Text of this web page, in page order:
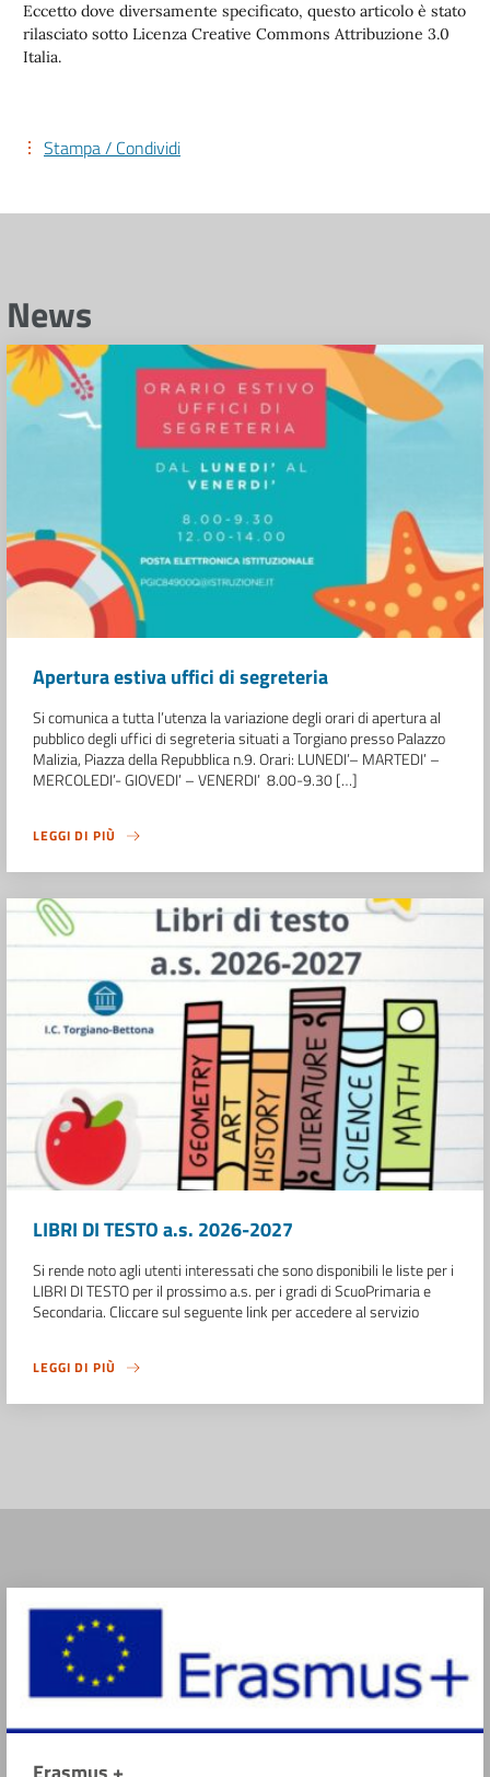
Eccetto dove diversamente specificato, questo articolo è stato
rilasciato sotto Licenza Creative Commons Attribuzione 3.0
Italia.
Stampa / Condividi
News
Apertura estiva uffici di segreteria
Si comunica a tutta l’utenza la variazione degli orari di apertura al
pubblico degli uffici di segreteria situati a Torgiano presso Palazzo
Malizia, Piazza della Repubblica n.9. Orari: LUNEDI’– MARTEDI’ –
MERCOLEDI’- GIOVEDI’ – VENERDI’ 8.00-9.30 […]
LEGGI DI PIÙ
LIBRI DI TESTO a.s. 2026-2027
Si rende noto agli utenti interessati che sono disponibili le liste per i
LIBRI DI TESTO per il prossimo a.s. per i gradi di ScuoPrimaria e
Secondaria. Cliccare sul seguente link per accedere al servizio
LEGGI DI PIÙ